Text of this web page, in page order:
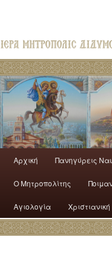
Αρχική Πανηγύρεις
Ο Mητροπολίτης
Αγιολογία